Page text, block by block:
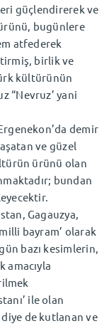
güçlendirerek ve
bugünlere
atfederek
birlik ve
kültürünün
“Nevruz’ yani
demir
ve güzel
ürünü olan
bundan
Gagauzya,
bayram’ olarak
bazı kesimlerin,
ile olan
diye de kutlanan ve